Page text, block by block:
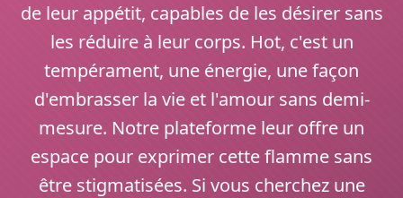
de leur appétit, capables de les désirer sans
les réduire à leur corps. Hot, c'est un
tempérament, une énergie, une façon
d'embrasser la vie et l'amour sans demi-
mesure. Notre plateforme leur offre un
espace pour exprimer cette flamme sans
être stigmatisées. Si vous cherchez une